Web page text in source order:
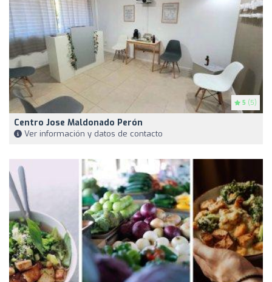
5 (5)
Centro Jose Maldonado Perón
Ver información y datos de contacto